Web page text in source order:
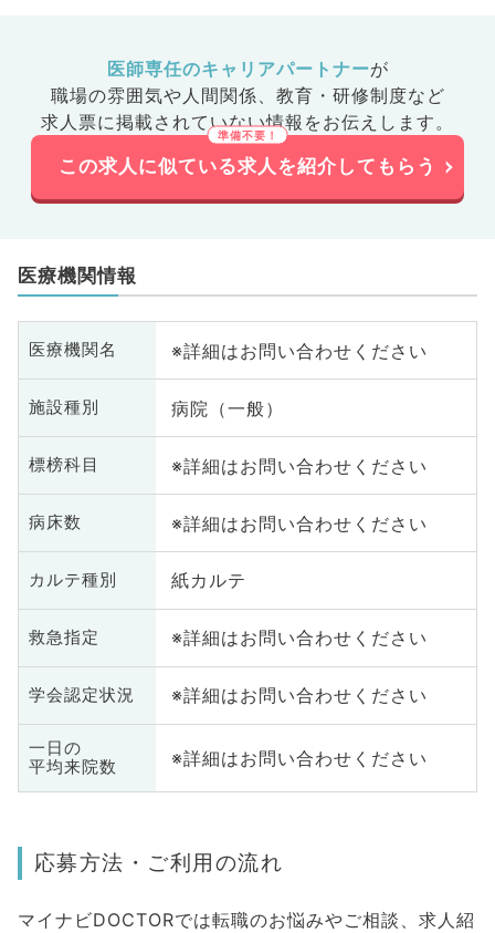
医師専任のキャリアパートナーが
職場の雰囲気や人間関係、 教育・研修制度など
求人票に掲載されていない情報をお伝えします。
この求人に似ている求人を紹介してもらう
医療機関情報
医療機関名 ※詳細はお問い合わせください
施設種別 病院（一般）
標榜科目 ※詳細はお問い合わせください
病床数 ※詳細はお問い合わせください
カルテ種別 紙カルテ
救急指定 ※詳細はお問い合わせください
学会認定状況 ※詳細はお問い合わせください
一日の
平均来院数
※詳細はお問い合わせください
応募方法・ご利用の流れ
マイナビDOCTORでは転職のお悩みやご相談、求人紹